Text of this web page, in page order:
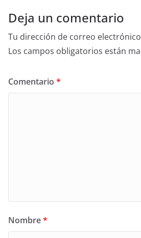
Deja un comentario
Tu dirección de correo
Los campos obligatorios están
Comentario *
Nombre*